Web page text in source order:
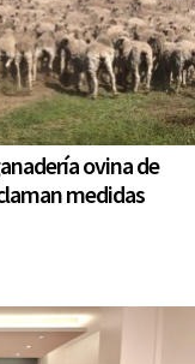
ovina de
medidas